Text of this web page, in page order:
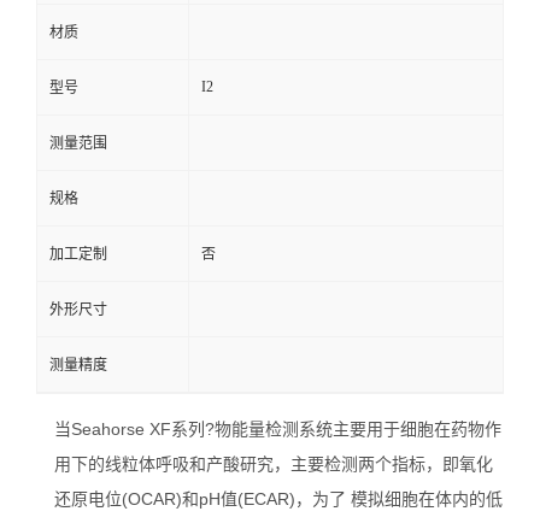
材质
型号 I2
测量范围
规格
加工定制 否
外形尺寸
测量精度
当Seahorse XF系列?物能量检测系统主要用于细胞在药物作
用下的线粒体呼吸和产酸研究，主要检测两个指标，即氧化
还原电位(OCAR)和pH值(ECAR)，为了 模拟细胞在体内的低